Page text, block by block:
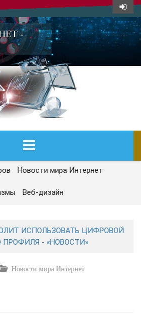
-
Новости мира Интернет
Веб-дизайн
ИСПОЛЬЗОВАТЬ ЦИФРОВОЙ
ПРОФИЛЯ - «НОВОСТИ»
Новости мира Интернет